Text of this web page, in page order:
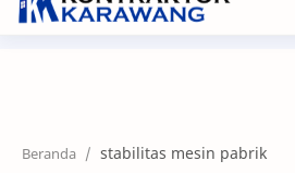
Portfolio
stabilitas mesin pabrik